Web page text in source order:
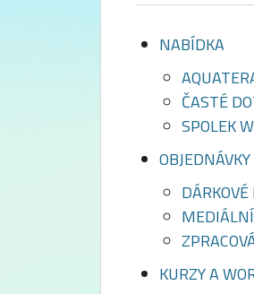
NABÍDKA
ČASTÉ
SPOLEK
OBJEDNÁVKY
KURZY A